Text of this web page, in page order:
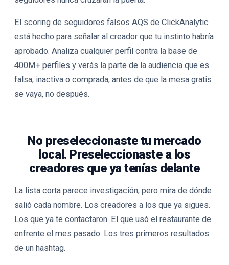
El scoring de seguidores falsos AQS de ClickAnalytic
está hecho para señalar al creador que tu instinto habría
aprobado. Analiza cualquier perfil contra la base de
400M+ perfiles y verás la parte de la audiencia que es
falsa, inactiva o comprada, antes de que la mesa gratis
se vaya, no después.
No preseleccionaste tu mercado
local. Preseleccionaste a los
creadores que ya tenías delante
La lista corta parece investigación, pero mira de dónde
salió cada nombre. Los creadores a los que ya sigues.
Los que ya te contactaron. El que usó el restaurante de
enfrente el mes pasado. Los tres primeros resultados
de un hashtag.